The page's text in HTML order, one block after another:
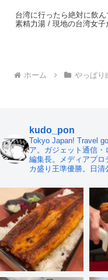
台湾に行ったら絶対に飲
素精力湯 / 現地の台湾女子
ホーム やっぱり
kudo_pon
Tokyo Japan! Travel
ア。ガジェット通信
編集長。メディアプ
カ盛り王準優勝。日